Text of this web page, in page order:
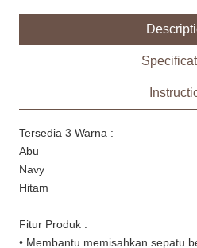
Tersedia 3 Warna :
Abu
Navy
Hitam
Fitur Produk :
• Membantu memisahkan sepatu